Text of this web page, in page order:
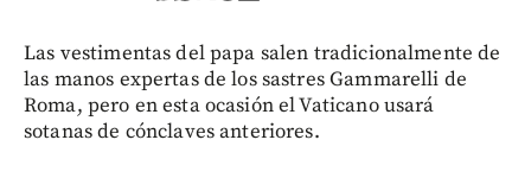
Las vestimentas del papa salen tradicionalmente de
las manos expertas de los sastres Gammarelli de
Roma, pero en esta ocasión el Vaticano usará
sotanas de cónclaves anteriores.